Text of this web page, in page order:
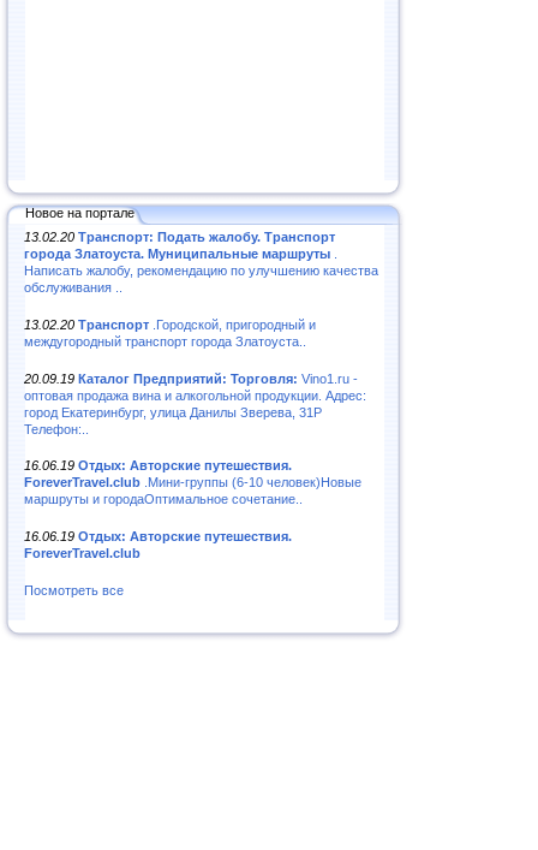
Новое на портале
13.02.20 Транспорт: Подать жалобу. Транспорт
города Златоуста. Муниципальные маршруты
Написать жалобу, рекомендацию по улучшению качества
обслуживания ..
13.02.20 Транспорт .Городской, пригородный и
междугородный транспорт города Златоуста..
20.09.19 Каталог Предприятий: Торговля: Vino1.ru -
оптовая продажа вина и алкогольной продукции. Адрес:
город Екатеринбург, улица Данилы Зверева, 31Р
Телефон:..
16.06.19 Отдых: Авторские путешествия.
ForeverTravel.club .Мини-группы (6-10 человек)Новые
маршруты и городаОптимальное сочетание..
16.06.19 Отдых: Авторские путешествия.
ForeverTravel.club
Посмотреть все